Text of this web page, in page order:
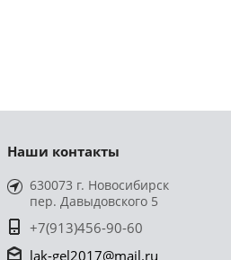
Наши контакты
630073 г. Новосибирск
пер. Давыдовского 5
+7(913)456-90-60
lak-gel2017@mail.ru